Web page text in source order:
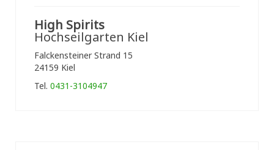
High Spirits
Hochseilgarten Kiel
Falckensteiner Strand 15
24159 Kiel
Tel. 0431-3104947